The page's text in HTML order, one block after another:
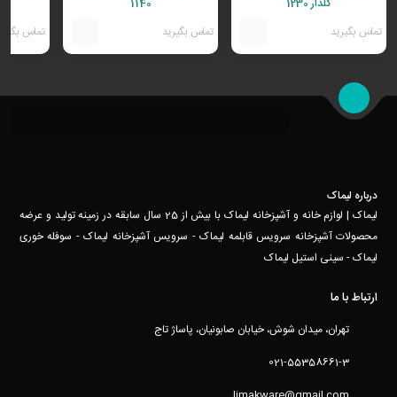
گلدار 1230
تماس بگیرید
1140
تماس بگیرید
تماس
درباره لیماک
لیماک | لوازم خانه و آشپزخانه لیماک با بیش از 25 سال سابقه در زمینه تولید و عرضه
محصولات آشپزخانه سرویس قابلمه لیماک - سرویس آشپزخانه لیماک - سوفله خوری
لیماک - سینی استیل لیماک
ارتباط با ما
تهران، میدان شوش، خیابان صابونیان، پاساژ تاج
021-55358661-3